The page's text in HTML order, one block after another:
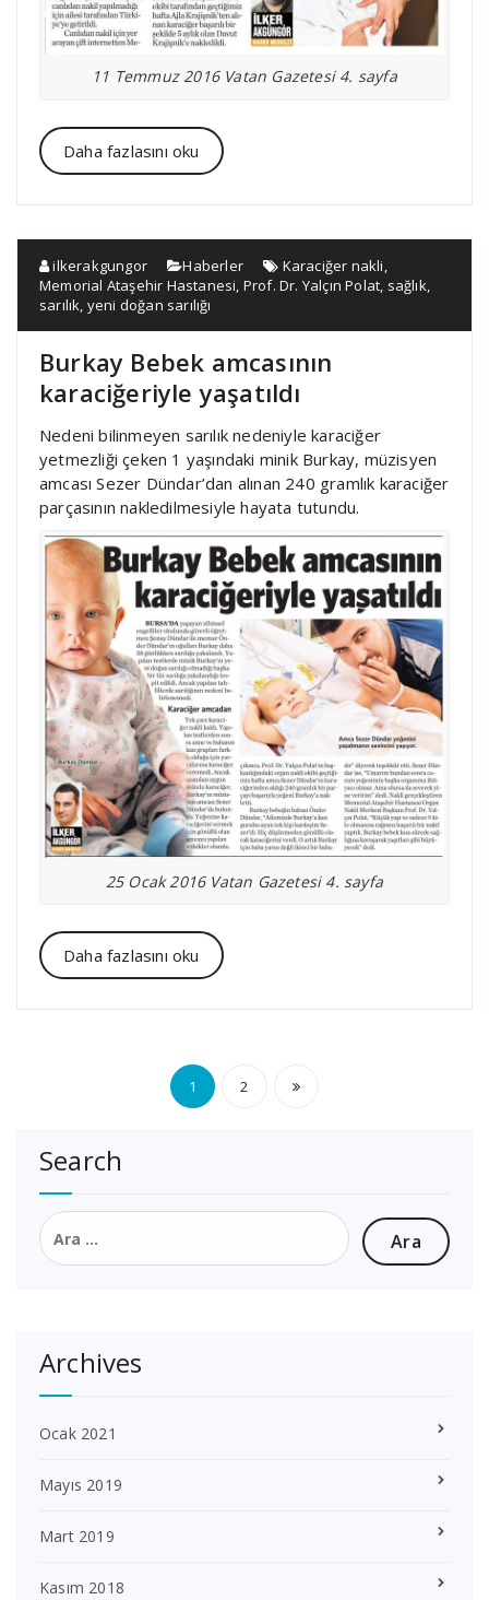
11 Temmuz 2016 Vatan Gazetesi 4. sayfa
Daha fazlasını oku
ilkerakgungor Haberler Karaciğer nakli
Memorial Ataşehir Hastanesi Prof. Dr. Yalçın Polat sağlık
sarılık yeni doğan sarılığı
Burkay Bebek amcasının
karaciğeriyle yaşatıldı
Nedeni bilinmeyen sarılık nedeniyle karaciğer
yetmezliği çeken 1 yaşındaki minik Burkay, müzisyen
amcası Sezer Dündar’dan alınan 240 gramlık karaciğer
parçasının nakledilmesiyle hayata tutundu.
25 Ocak 2016 Vatan Gazetesi 4. sayfa
Daha fazlasını oku
Yazı
1 2
Search
Arama:
Archives
Ocak 2021
Mayıs 2019
Mart 2019
Kasım 2018